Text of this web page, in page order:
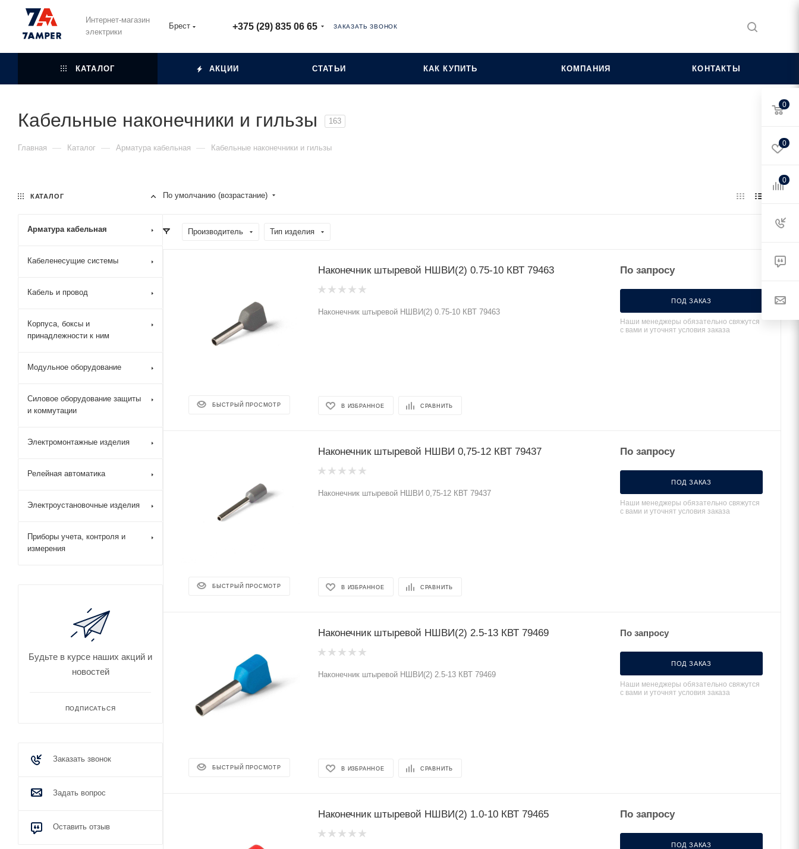
Интернет-магазин
электрики
Брест +375 (29) 835 06 65 ЗАКАЗАТЬ ЗВОНОК
КАТАЛОГ АКЦИИ СТАТЬИ КАК КУПИТЬ КОМПАНИЯ КОНТАКТЫ
Кабельные наконечники и гильзы 163
Главная — Каталог — Арматура кабельная — Кабельные наконечники и гильзы
По умолчанию (возрастание)
Производитель Тип изделия
БЫСТРЫЙ ПРОСМОТР
Наконечник штыревой НШВИ(2) 0.75-10 КВТ 79463
Наконечник штыревой НШВИ(2) 0.75-10 КВТ 79463
В ИЗБРАННОЕ СРАВНИТЬ
По запросу
ПОД ЗАКАЗ
Наши менеджеры обязательно свяжутся
с вами и уточнят условия заказа
БЫСТРЫЙ ПРОСМОТР
Наконечник штыревой НШВИ 0,75-12 КВТ 79437
Наконечник штыревой НШВИ 0,75-12 КВТ 79437
В ИЗБРАННОЕ СРАВНИТЬ
По запросу
ПОД ЗАКАЗ
Наши менеджеры обязательно свяжутся
с вами и уточнят условия заказа
БЫСТРЫЙ ПРОСМОТР
Наконечник штыревой НШВИ(2) 2.5-13 КВТ 79469
Наконечник штыревой НШВИ(2) 2.5-13 КВТ 79469
В ИЗБРАННОЕ СРАВНИТЬ
По запросу
ПОД ЗАКАЗ
Наши менеджеры обязательно свяжутся
с вами и уточнят условия заказа
Наконечник штыревой НШВИ(2) 1.0-10 КВТ 79465 По запросу
ПОД ЗАКАЗ
КАТАЛОГ
Арматура кабельная
Кабеленесущие системы
Кабель и провод
Корпуса, боксы и
принадлежности к ним
Модульное оборудование
Силовое оборудование защиты
и коммутации
Электромонтажные изделия
Релейная автоматика
Электроустановочные изделия
Приборы учета, контроля и
измерения
Будьте в курсе наших акций и
новостей
ПОДПИСАТЬСЯ
Заказать звонок
Задать вопрос
Оставить отзыв
0
0
0